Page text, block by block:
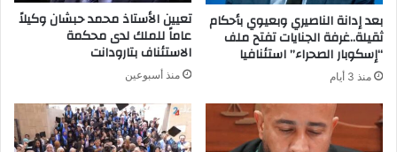
بعد إدانة الناصيري وبعيوي بأحكام
ثقيلة..غرفة الجنايات تفتح ملف
“إسكوبار الصحراء” استئنافيا
منذ 3 أيام
تعيين الأستاذ محمد حبشان وكيلاً
عاماً للملك لدى محكمة
الاستئناف بتارودانت
منذ أسبوعين